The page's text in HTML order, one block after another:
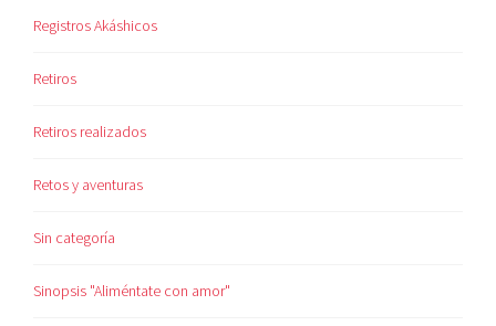
Registros Akáshicos
Retiros
Retiros realizados
Retos y aventuras
Sin categoría
Sinopsis "Aliméntate con amor"